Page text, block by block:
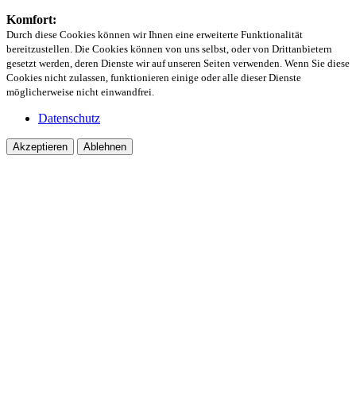
Komfort:
Durch diese Cookies können wir Ihnen eine erweiterte Funktionalität
bereitzustellen. Die Cookies können von uns selbst, oder von Drittanbietern
gesetzt werden, deren Dienste wir auf unseren Seiten verwenden. Wenn Sie diese
Cookies nicht zulassen, funktionieren einige oder alle dieser Dienste
möglicherweise nicht einwandfrei.
Datenschutz
Akzeptieren Ablehnen